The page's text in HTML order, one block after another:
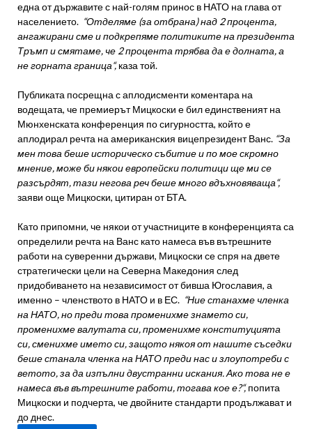
една от държавите с най-голям принос в НАТО на глава от
населението. “Отделяме (за отбрана) над 2 процента,
ангажирани сме и подкрепяме политиките на президента
Тръмп и смятаме, че 2 процента трябва да е долната, а
не горната граница“,каза той.
Публиката посрещна с аплодисменти коментара на
водещата, че премиерът Мицкоски е бил единственият на
Мюнхенската конференция по сигурността, който е
аплодирал речта на американския вицепрезидент Ванс. “За
мен това беше историческо събитие и по мое скромно
мнение, може би някои европейски политици ще ми се
разсърдят, тази негова реч беше много вдъхновяваща“,
заяви още Мицкоски, цитиран от БТА.
Като припомни, че някои от участниците в конференцията са
определили речта на Ванс като намеса във вътрешните
работи на суверенни държави, Мицкоски се спря на двете
стратегически цели на Северна Македония след
придобиването на независимост от бивша Югославия, а
именно – членството в НАТО и в ЕС. “Ние станахме членка
на НАТО, но преди това променихме знамето си,
променихме валутата си, променихме конституцията
си, сменихме името си, защото някоя от нашите съседки
беше станала членка на НАТО преди нас и злоупотреби с
ветото, за да изпълни двустранни искания. Ако това не е
намеса във вътрешните работи, тогава кое е?“,попита
Мицкоски и подчерта, че двойните стандарти продължават и
до днес.